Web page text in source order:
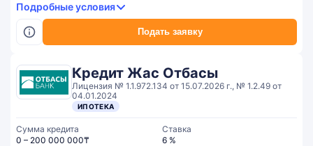
Подать заявку
Подробные условия
Кредит Жас Отбасы
Лицензия № 1.1.972.134 от 15.07.2026 г., № 1.2.49 от
04.01.2024
ИПОТЕКА
Сумма кредита
0 – 200 000 000₸
Ставка
6 %